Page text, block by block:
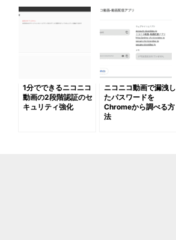
1分でできるニコニコ
動画の2段階認証のセ
キュリティ強化
ニコニコ動画で漏洩し
たパスワードを
Chromeから調べる方
法